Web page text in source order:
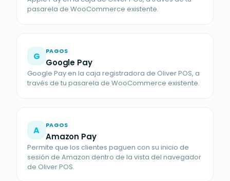
pasarela de WooCommerce existente.
G PAGOS
Google Pay
Google Pay en la caja registradora de Oliver POS, a
través de tu pasarela de WooCommerce existente.
A PAGOS
Amazon Pay
Permite que los clientes paguen con su inicio de
sesión de Amazon dentro de la vista del navegador
de Oliver POS.